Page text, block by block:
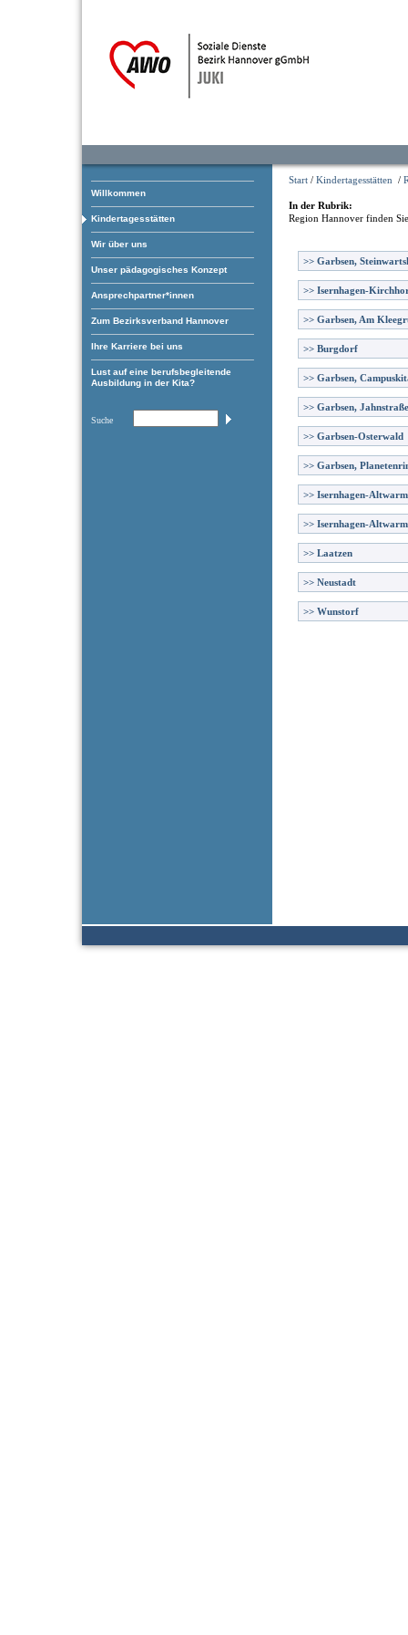
Willkommen
Kindertagesstätten
Wir über uns
Unser pädagogisches Konzept
Ansprechpartner*innen
Zum Bezirksverband Hannover
Ihre Karriere bei uns
Lust auf eine berufsbegleitende
Ausbildung in der Kita?
Suche
Start / Kindertagesstätten /
In der Rubrik:
Region Hannover finden
>> Garbsen,
>> Isernhagen-
>> Garbsen, Am
>> Burgdorf
>> Garbsen,
>> Garbsen, Jahnstraße
>> Garbsen-Osterwald
>> Garbsen,
>> Isernhagen-
>> Isernhagen-
>> Laatzen
>> Neustadt
>> Wunstorf